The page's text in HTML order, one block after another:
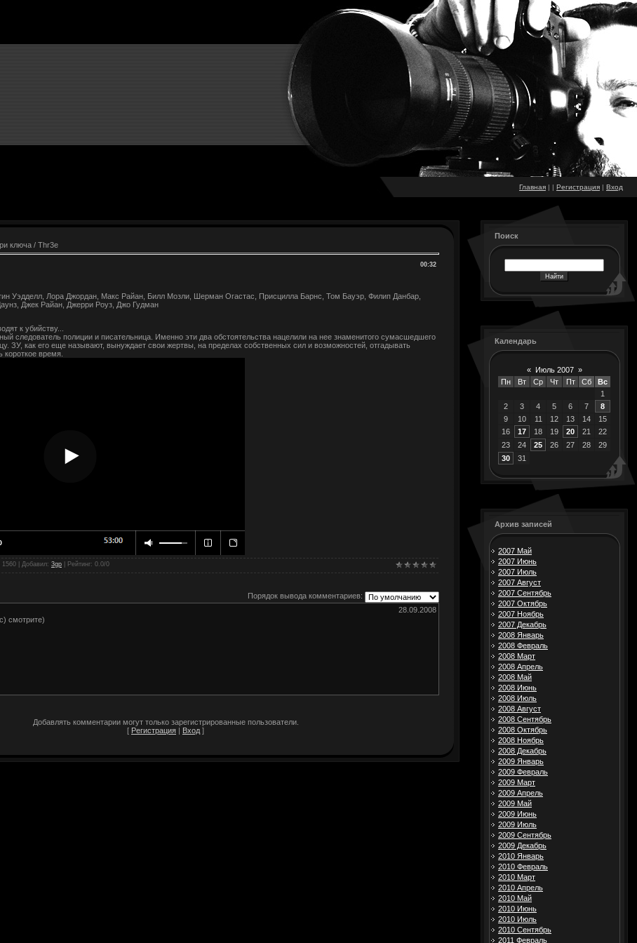
Главная | | Регистрация | Вход
ключа / Thr3e
00:32
Уэдделл, Лора Джордан, Макс Райан, Билл Мозли, Шерман Огастас, Присцилла Барнс, Том Бауэр, Филип Данбар,
Джек Райан, Джерри Роуз, Джо Гудман
к убийству...
следователь полиции и писательница. Именно эти два обстоятельства нацелили на нее знаменитого сумасшедшего
ЗУ, как его еще называют, вынуждает свои жертвы, на пределах собственных сил и возможностей, отгадывать
короткое время.
1560 | Добавил: 3gp Рейтинг: 0.0/0
Порядок вывода комментариев:
28.09.2008
смотрите)
Добавлять комментарии могут только зарегистрированные пользователи.
[ Регистрация | Вход ]
Поиск
Календарь
« Июль 2007 »
Пн
Вт Ср Чт Пт Сб
Вс
1
2
3 4 5 6 7
8
9
10 11 12 13 14
15
16
17 18 19 20 21
22
23
24 25 26 27 28
29
30
31
Архив записей
2007 Май
2007 Июнь
2007 Июль
2007 Август
2007 Сентябрь
2007 Октябрь
2007 Ноябрь
2007 Декабрь
2008 Январь
2008 Февраль
2008 Март
2008 Апрель
2008 Май
2008 Июнь
2008 Июль
2008 Август
2008 Сентябрь
2008 Октябрь
2008 Ноябрь
2008 Декабрь
2009 Январь
2009 Февраль
2009 Март
2009 Апрель
2009 Май
2009 Июнь
2009 Июль
2009 Сентябрь
2009 Декабрь
2010 Январь
2010 Февраль
2010 Март
2010 Апрель
2010 Май
2010 Июнь
2010 Июль
2010 Сентябрь
2011 Февраль